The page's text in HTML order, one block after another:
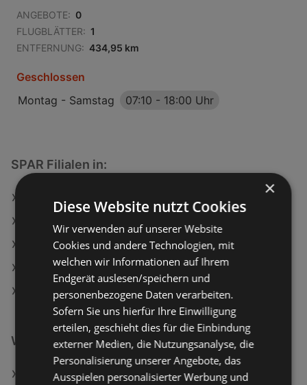
ANGEBOTE: 0
FLUGBLÄTTER: 1
ENTFERNUNG: 434,95 km
Geschlossen
Montag - Samstag
07:10 - 18:00 Uhr
SPAR Filialen in:
SPAR in Kirchberg am Wagram
SPAR in Weistrach
SPAR in Schärding
SPAR in Mittersill
SPAR in Saalfelden am Steinernen Meer
Weiterführende Links
Soletti Salzstangerl
×
Diese Website nutzt Cookies
Wir verwenden auf unserer Website
Cookies und andere Technologien, mit
welchen wir Informationen auf Ihrem
Endgerät auslesen/speichern und
personenbezogene Daten verarbeiten.
Sofern Sie uns hierfür Ihre Einwilligung
erteilen, geschieht dies für die Einbindung
externer Medien, die Nutzungsanalyse, die
Personalisierung unserer Angebote, das
Ausspielen personalisierter Werbung und